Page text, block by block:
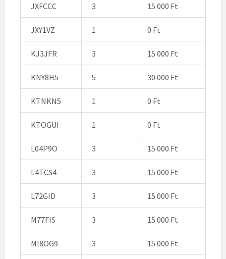
JXFCCC 3 15 000 Ft
JXY1VZ 1 0 Ft
KJ3JFR 3 15 000 Ft
KNY8H5 5 30 000 Ft
KTNKN5 1 0 Ft
KTOGUI 1 0 Ft
L04P9O 3 15 000 Ft
L4TCS4 3 15 000 Ft
L72GID 3 15 000 Ft
M77FIS 3 15 000 Ft
MI8OG9 3 15 000 Ft